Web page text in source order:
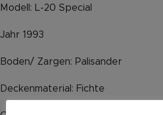
Modell: L-20 Special
Jahr 1993
Boden/ Zargen: Palisander
Deckenmaterial: Fichte